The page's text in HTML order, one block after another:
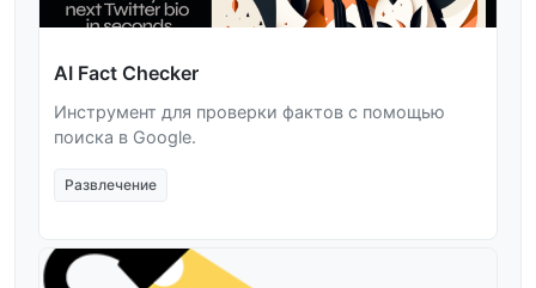
AI Fact Checker
Инструмент для проверки фактов с помощью
поиска в Google.
Развлечение